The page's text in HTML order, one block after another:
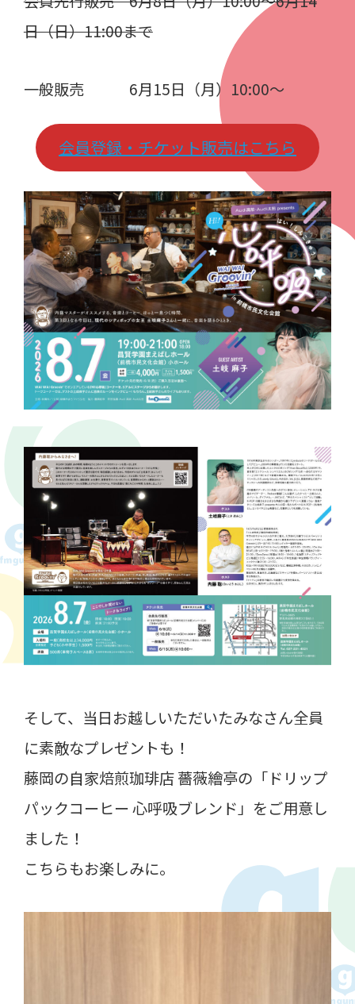
日（日）11:00まで
一般販売 6月15日（月）10:00～
会員登録・チケット販売はこちら
そして、当日お越しいただいたみなさん全員
に素敵なプレゼントも！
藤岡の自家焙煎珈琲店 薔薇繪亭の「ドリップ
パックコーヒー 心呼吸ブレンド」をご用意し
ました！
こちらもお楽しみに。